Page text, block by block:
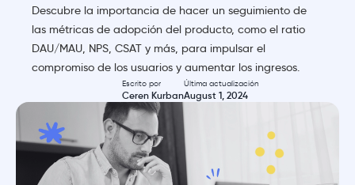
Descubre la importancia de hacer un seguimiento de
las métricas de adopción del producto, como el ratio
DAU/MAU, NPS, CSAT y más, para impulsar el
compromiso de los usuarios y aumentar los ingresos.
Escrito por
Ceren Kurban
Última actualización
August 1, 2024